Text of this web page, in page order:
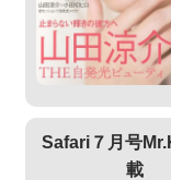
Safari７月号
載